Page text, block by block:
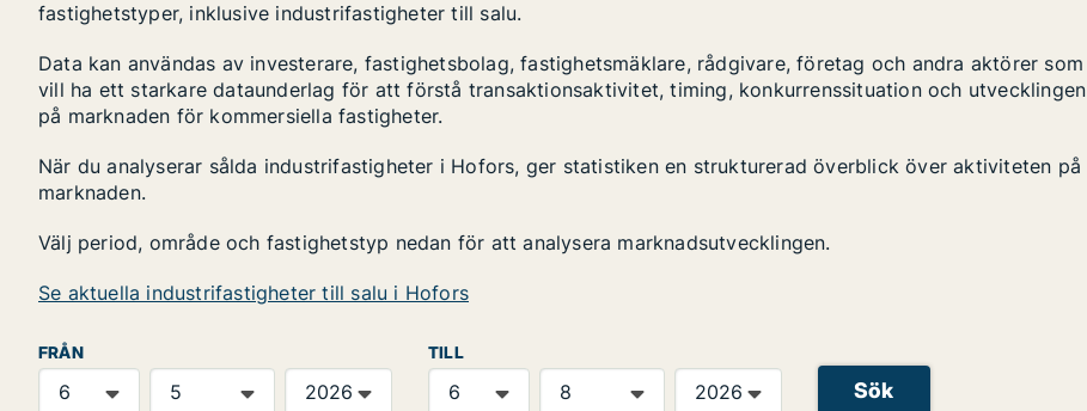
fastighetstyper, inklusive industrifastigheter till salu.
Data kan användas av investerare, fastighetsbolag, fastighetsmäklare, rådgivare, företag och andra aktörer som
vill ha ett starkare dataunderlag för att förstå transaktionsaktivitet, timing, konkurrenssituation och utvecklingen
på marknaden för kommersiella fastigheter.
När du analyserar sålda industrifastigheter i Hofors, ger statistiken en strukturerad överblick över aktiviteten på
marknaden.
Välj period, område och fastighetstyp nedan för att analysera marknadsutvecklingen.
Se aktuella industrifastigheter till salu i Hofors
FRÅN TILL
Sök